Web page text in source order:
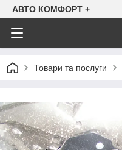
АВТО КОМФОРТ +
Товари та послуги